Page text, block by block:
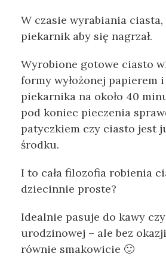
W czasie wyrabiania ciasta,
piekarnik aby się nagrzał.
Wyrobione gotowe ciasto
formy wyłożonej papierem i
piekarnika na około 40
pod koniec pieczenia
patyczkiem czy ciasto jest
środku.
I to cała filozofia robienia
dziecinnie proste?
Idealnie pasuje do kawy
urodzinowej – ale bez
równie smakowicie 🙂